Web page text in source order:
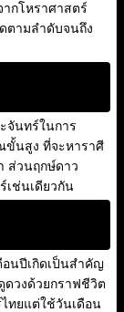
กโหราศาสตร์
ตามลำดับจนถึง
จันทร์ในการ
ขั้นสูง ที่จะหาราศี
ส่วนฤกษ์ดาว
ช่นเดียวกัน
อนปีเกิดเป็นสำคัญ
ดวงด้วยกราฟชีวิต
ทยแต่ใช้วันเดือน